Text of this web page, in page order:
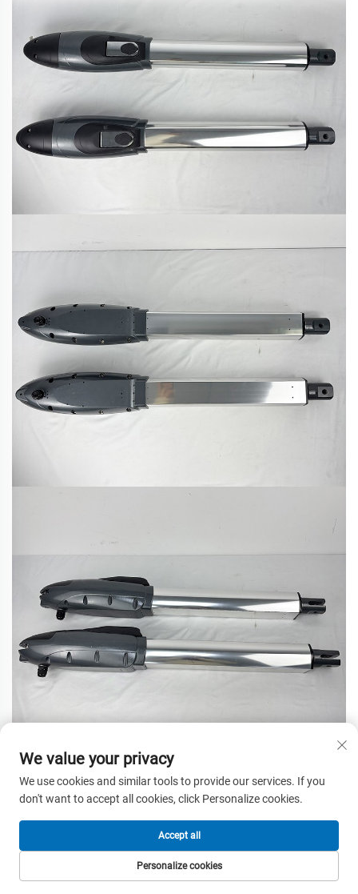
We value your privacy
We use cookies and similar tools to provide our services. If you
don't want to accept all cookies, click Personalize cookies.
Personalize cookies
Accept all